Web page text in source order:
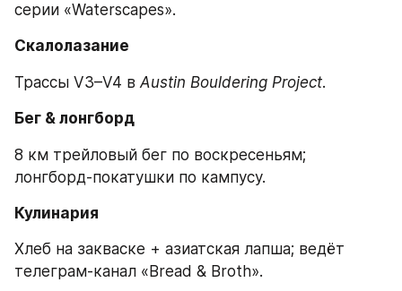
серии «Waterscapes».
Скалолазание
Трассы V3–V4 в Austin Bouldering Project.
Бег & лонгборд
8 км трейловый бег по воскресеньям;
лонгборд-покатушки по кампусу.
Кулинария
Хлеб на закваске + азиатская лапша; ведёт
телеграм-канал «Bread & Broth».